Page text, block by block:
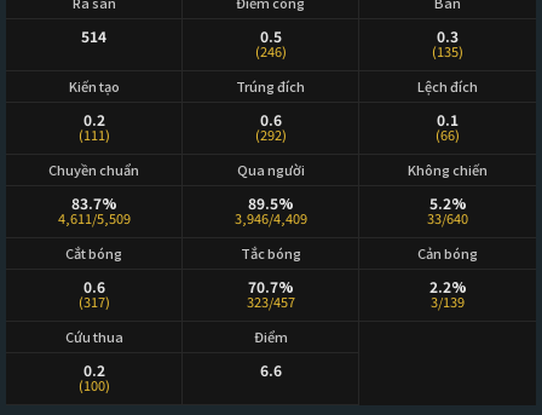
514 0.5
(246)
0.3
(135)
Kiến tạo
0.2
(111)
Trúng đích
0.6
(292)
Lệch đích
0.1
(66)
Chuyền chuẩn
83.7%
4,611/5,509
Qua người
89.5%
3,946/4,409
Không chiến
5.2%
33/640
Cắt bóng
0.6
(317)
Tắc bóng
70.7%
323/457
Cản bóng
2.2%
3/139
Cứu thua
0.2
(100)
Điểm
6.6